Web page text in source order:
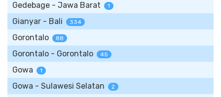
Gedebage - Jawa Barat 1
Gianyar - Bali 334
Gorontalo 88
Gorontalo - Gorontalo 45
Gowa 1
Gowa - Sulawesi Selatan 2